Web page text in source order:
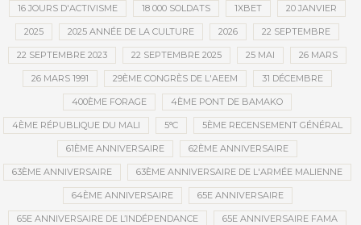
16 JOURS D'ACTIVISME 18 000 SOLDATS 1XBET 20 JANVIER
2025 2025 ANNÉE DE LA CULTURE 2026 22 SEPTEMBRE
22 SEPTEMBRE 2023 22 SEPTEMBRE 2025 25 MAI 26 MARS
26 MARS 1991 29ÈME CONGRÈS DE L'AEEM 31 DÉCEMBRE
400ÈME FORAGE 4ÈME PONT DE BAMAKO
4ÈME RÉPUBLIQUE DU MALI 5°C 5ÈME RECENSEMENT GÉNÉRAL
61ÈME ANNIVERSAIRE 62ÈME ANNIVERSAIRE
63ÈME ANNIVERSAIRE 63ÈME ANNIVERSAIRE DE L'ARMÉE MALIENNE
64ÈME ANNIVERSAIRE 65E ANNIVERSAIRE
65E ANNIVERSAIRE DE L’INDÉPENDANCE 65E ANNIVERSAIRE FAMA